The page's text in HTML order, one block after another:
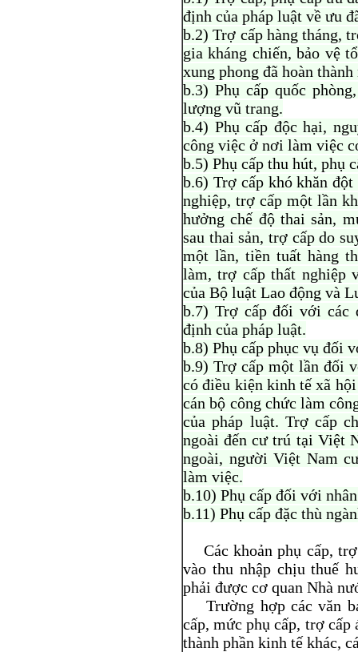
định của pháp luật về ưu
b.2) Trợ cấp hàng tháng,
gia kháng chiến, bảo vệ
xung phong đã hoàn
b.3) Phụ cấp quốc
lượng vũ trang.
b.4) Phụ cấp độc hại,
công việc ở nơi làm việc
b.5) Phụ cấp thu hút, phụ
b.6) Trợ cấp khó khăn
nghiệp, trợ cấp một lần
hưởng chế độ thai sản,
sau thai sản, trợ cấp do
một lần, tiền tuất hàng
làm, trợ cấp thất nghiệp
của Bộ luật Lao động và
b.7) Trợ cấp đối với các
định của pháp luật.
b.8) Phụ cấp phục vụ đối
b.9) Trợ cấp một lần đối
có điều kiện kinh tế xã
cán bộ công chức làm
của pháp luật. Trợ cấp
ngoài đến cư trú tại Việt
ngoài, người Việt Nam
làm việc.
b.10) Phụ cấp đối với
b.11) Phụ cấp đặc thù
Các khoản phụ cấp,
vào thu nhập chịu thuế
phải được cơ quan Nhà
Trường hợp các văn
cấp, mức phụ cấp, trợ
thành phần kinh tế khác,